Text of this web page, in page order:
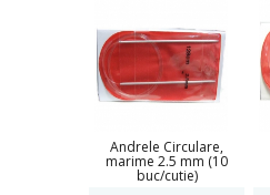
Andrele Circulare,
marime 2.5 mm (10
buc/cutie)